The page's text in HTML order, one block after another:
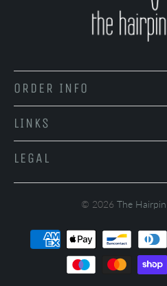
ORDER INFO
LINKS
LEGAL
© 2026 The